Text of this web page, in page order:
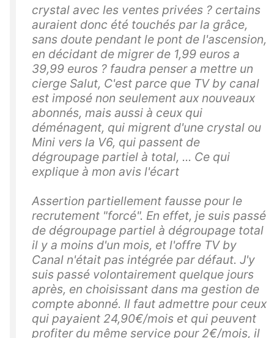
crystal avec les ventes privées ? certains
auraient donc été touchés par la grâce,
sans doute pendant le pont de l'ascension,
en décidant de migrer de 1,99 euros a
39,99 euros ? faudra penser a mettre un
cierge Salut, C'est parce que TV by canal
est imposé non seulement aux nouveaux
abonnés, mais aussi à ceux qui
déménagent, qui migrent d'une crystal ou
Mini vers la V6, qui passent de
dégroupage partiel à total, ... Ce qui
explique à mon avis l'écart
Assertion partiellement fausse pour le
recrutement "forcé". En effet, je suis passé
de dégroupage partiel à dégroupage total
il y a moins d'un mois, et l'offre TV by
Canal n'était pas intégrée par défaut. J'y
suis passé volontairement quelque jours
après, en choisissant dans ma gestion de
compte abonné. Il faut admettre pour ceux
qui payaient 24,90€/mois et qui peuvent
profiter du même service pour 2€/mois, il